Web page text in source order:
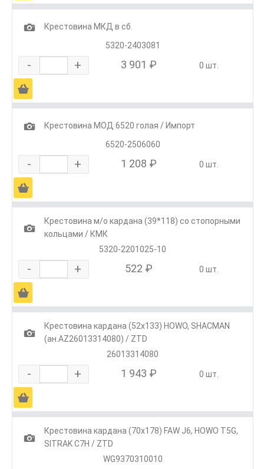
1
Крестовина МКД в сб.
5320-2403081
- + 3 901 ₽ 0 шт.
Ä
1
Крестовина МОД 6520 голая / Импорт
6520-2506060
- + 1 208 ₽ 0 шт.
Ä
1
Крестовина м/о кардана (39*118) со стопорными
кольцами / КМК
5320-2201025-10
- + 522 ₽ 0 шт.
Ä
1
Крестовина кардана (52х133) HOWO, SHACMAN
(ан.AZ26013314080) / ZTD
26013314080
- + 1 943 ₽ 0 шт.
Ä
1
Крестовина кардана (70х178) FAW J6, HOWO T5G,
SITRAK C7H / ZTD
WG9370310010